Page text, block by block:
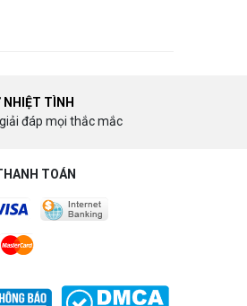
NHIỆT TÌNH
đáp mọi thắc mắc
TOÁN